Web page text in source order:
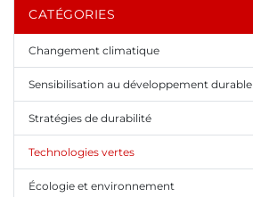
CATÉGORIES
Changement climatique
Sensibilisation au développement durable
Stratégies de durabilité
Technologies vertes
Écologie et environnement